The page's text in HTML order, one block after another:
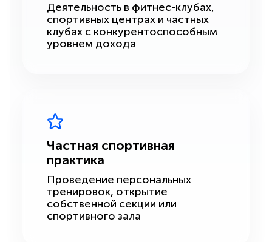
Деятельность в фитнес-клубах,
спортивных центрах и частных
клубах с конкурентоспособным
уровнем дохода
Частная спортивная
практика
Проведение персональных
тренировок, открытие
собственной секции или
спортивного зала